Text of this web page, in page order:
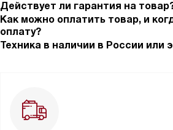
Действует ли гарантия на
Как можно оплатить товар, и
оплату?
Техника в наличии в России или